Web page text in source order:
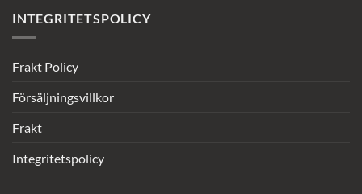
INTEGRITETSPOLICY
Frakt Policy
Försäljningsvillkor
Frakt
Integritetspolicy